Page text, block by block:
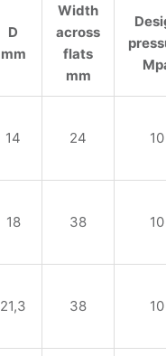
D
mm
Width
across
flats
mm
14 24 10
18 38 10
21,3 38 10